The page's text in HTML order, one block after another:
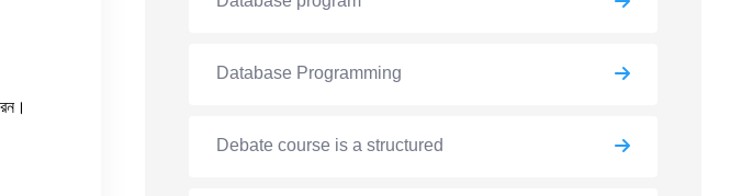
Database Programming
Debate course is a structured